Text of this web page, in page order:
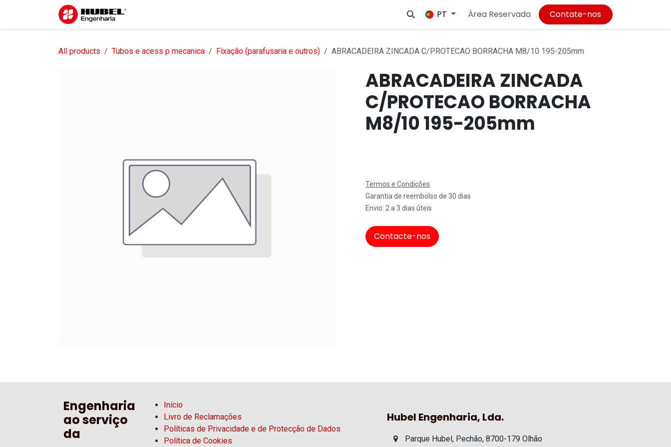
Pular para o conteúdo
Empregos
PT Área Reservada Contate-nos
All products Tubos e acess p mecanica Fixação (parafusaria e outros) ABRACADEIRA ZINCADA C/PROTECAO BORRACHA M8/10 195-205mm
ABRACADEIRA ZINCADA
C/PROTECAO BORRACHA
M8/10 195-205mm
Termos e Condições
Garantia de reembolso de 30 dias
Envio: 2 a 3 dias úteis
Contacte-nos
Hubel Engenharia, Lda.
Parque Hubel, Pechão, 8700-179 Olhão
Engenharia
ao serviço
da
Início
Livro de Reclamações
Políticas de Privacidade e de Protecção de Dados
Política de Cookies